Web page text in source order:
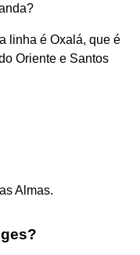
linha é Oxalá, que é
Oriente e Santos
Almas.